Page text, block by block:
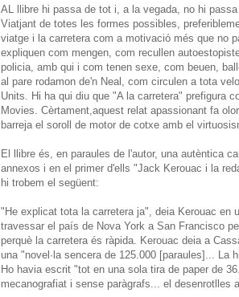
AL llibre hi passa de tot i, a la vegada, no hi
Viatjant de totes les formes possibles,
viatge i la carretera com a motivació més que no
expliquen com mengen, com recullen
policia, amb qui i com tenen sexe, com beuen,
al pare rodamon de'n Neal, com circulen a tota
Units. Hi ha qui diu que "A la carretera" prefigura
Movies. Cèrtament,aquest relat apassionant fa
barreja el soroll de motor de cotxe amb el
El llibre és, en paraules de l'autor, una autèntica
annexos i en el primer d'ells "Jack Kerouac i la
hi trobem el següent:
"He explicat tota la carretera ja", deia Kerouac en
travessar el país de Nova York a San Francisco
perquè la carretera és ràpida. Kerouac deia a
una "novel·la sencera de 125.000 [paraules]... La
Ho havia escrit "tot en una sola tira de paper de
mecanografiat i sense paràgrafs... el desenrotlles